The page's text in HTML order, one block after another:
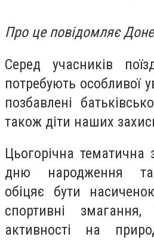
Про це повідомляє
Серед учасників
потребують особливої
позбавлені
також діти наших
Цьогорічна тематична
дню народження
обіцяє бути
спортивні змагання,
активності на